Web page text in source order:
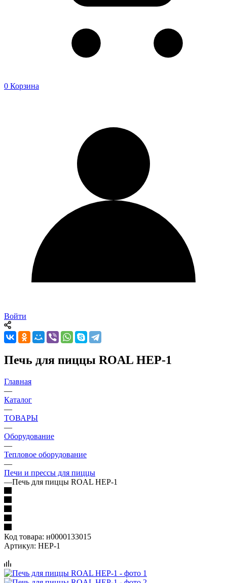
0 Корзина
Войти
Печь для пиццы ROAL HEP-1
Главная
—
Каталог
—
ТОВАРЫ
—
Оборудование
—
Тепловое оборудование
—
Печи и прессы для пиццы
—Печь для пиццы ROAL HEP-1
Код товара: н0000133015
Артикул: HEP-1